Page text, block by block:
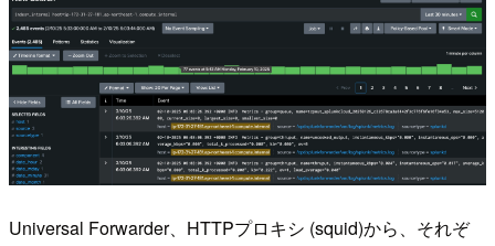
Universal Forwarder、HTTPプロキシ (squid)から、それぞ